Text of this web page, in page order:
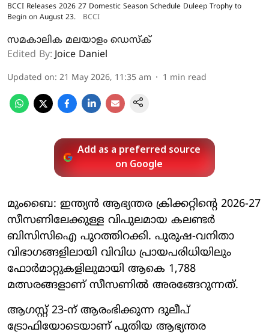
BCCI Releases 2026 27 Domestic Season Schedule Duleep Trophy to
Begin on August 23.
BCCI
സമകാലിക മലയാളം ഡെസ്ക്
Edited By: Joice Daniel
Updated on: 21 May 2026, 11:35 am 1 min read
Add as a preferred source
on Google
മുംബൈ: ഇന്ത്യന്‍ ആഭ്യന്തര ക്രിക്കറ്റിൻ്റെ 2026-27
സീസണിലേക്കുള്ള വിപുലമായ കലണ്ടര്‍
ബിസിസിഐ പുറത്തിറക്കി. പുരുഷ-വനിതാ
വിഭാഗങ്ങളിലായി വിവിധ പ്രായപരിധിയിലും
ഫോര്‍മാറ്റുകളിലുമായി ആകെ 1,788
മത്സരങ്ങളാണ് സീസണില്‍ അരങ്ങേറുന്നത്.
ആഗസ്റ്റ് 23-ന് ആരംഭിക്കുന്ന ദുലീപ്
ട്രോഫിയോടെയാണ് പുതിയ ആഭ്യന്തര